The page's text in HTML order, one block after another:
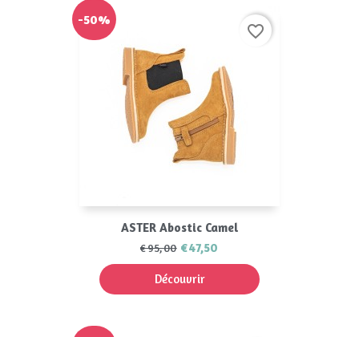
ASTER Abostic Camel
€95,00 €47,50
Découvrir
-50%
favorite_border